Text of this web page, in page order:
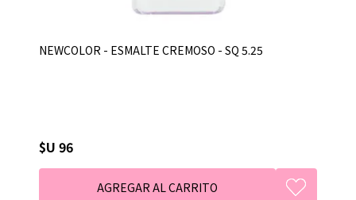
NEWCOLOR - ESMALTE CREMOSO - SQ 5.25
$U 96